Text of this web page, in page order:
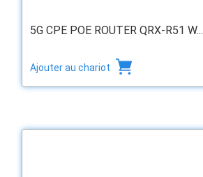
5G CPE POE ROUTER QRX-R51 W...
Ajouter au chariot